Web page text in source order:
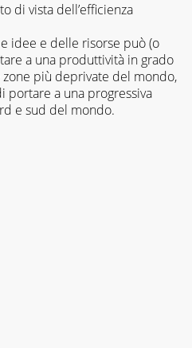
di vista dell’efficienza
idee e delle risorse può (o
a una produttività in grado
più deprivate del mondo,
portare a una progressiva
e sud del mondo.